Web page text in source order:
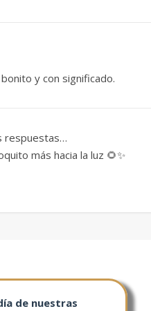
y con significado.
respuestas…
más hacia la luz 🌻✨
de nuestras